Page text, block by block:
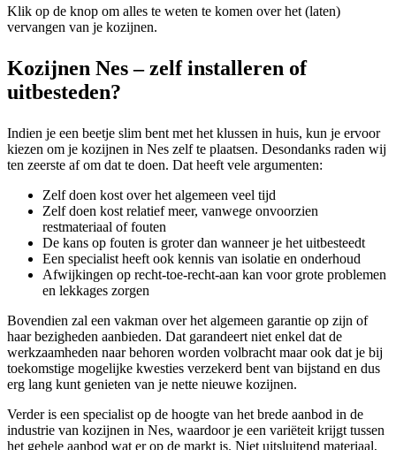
Klik op de knop om alles te weten te komen over het (laten)
vervangen van je kozijnen.
Kozijnen Nes – zelf installeren of
uitbesteden?
Indien je een beetje slim bent met het klussen in huis, kun je ervoor
kiezen om je kozijnen in Nes zelf te plaatsen. Desondanks raden wij
ten zeerste af om dat te doen. Dat heeft vele argumenten:
Zelf doen kost over het algemeen veel tijd
Zelf doen kost relatief meer, vanwege onvoorzien
restmateriaal of fouten
De kans op fouten is groter dan wanneer je het uitbesteedt
Een specialist heeft ook kennis van isolatie en onderhoud
Afwijkingen op recht-toe-recht-aan kan voor grote problemen
en lekkages zorgen
Bovendien zal een vakman over het algemeen garantie op zijn of
haar bezigheden aanbieden. Dat garandeert niet enkel dat de
werkzaamheden naar behoren worden volbracht maar ook dat je bij
toekomstige mogelijke kwesties verzekerd bent van bijstand en dus
erg lang kunt genieten van je nette nieuwe kozijnen.
Verder is een specialist op de hoogte van het brede aanbod in de
industrie van kozijnen in Nes, waardoor je een variëteit krijgt tussen
het gehele aanbod wat er op de markt is. Niet uitsluitend materiaal,